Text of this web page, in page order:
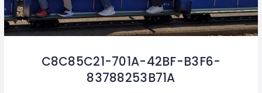
C8C85C21-701A-42BF-B3F6-
83788253B71A